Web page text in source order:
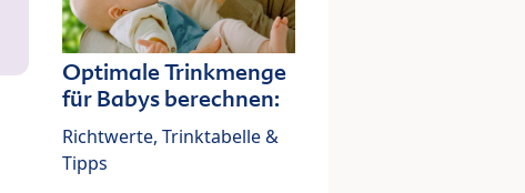
Optimale Trinkmenge
für Babys berechnen:
Richtwerte, Trinktabelle &
Tipps